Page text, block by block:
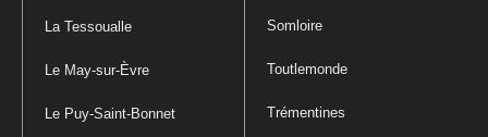
La Tessoualle
Le May-sur-Èvre
Le Puy-Saint-Bonnet
Somloire
Toutlemonde
Trémentines